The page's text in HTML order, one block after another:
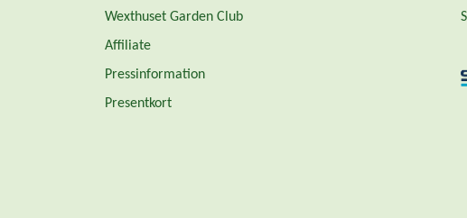
Wexthuset Garden Club
Affiliate
Pressinformation
Presentkort